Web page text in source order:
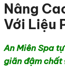
Nâng
Với Liệu
An Miên Spa
giãn đậm chất